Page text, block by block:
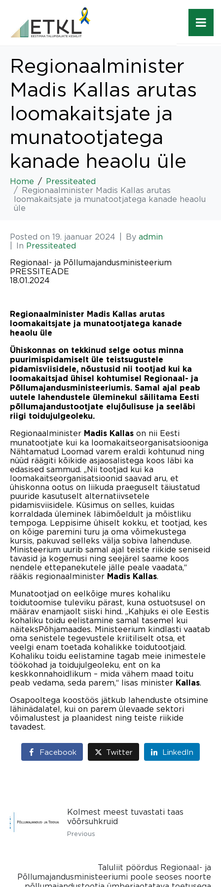
Regionaalminister
Madis Kallas arutas
loomakaitsjate ja
munatootjatega
kanade heaolu üle
Home
Pressiteated
Regionaalminister Madis Kallas arutas
loomakaitsjate ja munatootjatega kanade heaolu
üle
Posted on 19. jaanuar 2024 By admin
In Pressiteated
Regionaal- ja Põllumajandusministeerium
PRESSITEADE
18.01.2024
Regionaalminister Madis Kallas arutas
loomakaitsjate ja munatootjatega kanade
heaolu üle
Ühiskonnas on tekkinud selge ootus minna
puurimispidamiselt üle teistsugustele
pidamisviisidele, nõustusid nii tootjad kui ka
loomakaitsjad ühisel kohtumisel Regionaal- ja
Põllumajandusministeeriumis. Samal ajal peab
uutele lahendustele üleminekul säilitama Eesti
põllumajandustootjate elujõulisuse ja seeläbi
riigi toidujulgeoleku.
Regionaalminister Madis Kallas on nii Eesti
munatootjate kui ka loomakaitseorganisatsiooniga
Nähtamatud Loomad varem eraldi kohtunud ning
nüüd räägiti kõikide asjaosalistega koos läbi ka
edasised sammud. „Nii tootjad kui ka
loomakaitseorganisatsioonid saavad aru, et
ühiskonna ootus on liikuda praeguselt täiustatud
puuride kasutuselt alternatiivsetele
pidamisviisidele. Küsimus on selles, kuidas
korraldada üleminek läbimõeldult ja mõistliku
tempoga. Leppisime ühiselt kokku, et tootjad, kes
on kõige paremini turu ja oma võimekustega
kursis, pakuvad selleks välja sobiva lahenduse.
Ministeerium uurib samal ajal teiste riikide seniseid
tavasid ja kogemusi ning seejärel saame koos
nendele ettepanekutele jälle peale vaadata,“
rääkis regionaalminister Madis Kallas.
Munatootjad on eelkõige mures kohaliku
toidutoomise tuleviku pärast, kuna ostuotsusel on
määrav enamjaolt siiski hind. „Kahjuks ei ole Eestis
kohaliku toidu eelistamine samal tasemel kui
näiteksPõhjamaades. Ministeerium kindlasti vaatab
oma senistele tegevustele kriitiliselt otsa, et
veelgi enam toetada kohalikke toidutootjaid.
Kohaliku toidu eelistamine tagab meie inimestele
töökohad ja toidujulgeoleku, ent on ka
keskkonnahoidlikum – mida vähem maad toitu
peab vedama, seda parem,“ lisas minister Kallas.
Osapooltega koostöös jätkub lahenduste otsimine
lähinädalatel, kui on parem ülevaade sektori
võimalustest ja plaanidest ning teiste riikide
tavadest.
Facebook Twitter LinkedIn
Kolmest meest tuvastati taas
võõrsuhkruid
Previous
Taluliit pöördus Regionaal- ja
Põllumajandusministeeriumi poole seoses noorte